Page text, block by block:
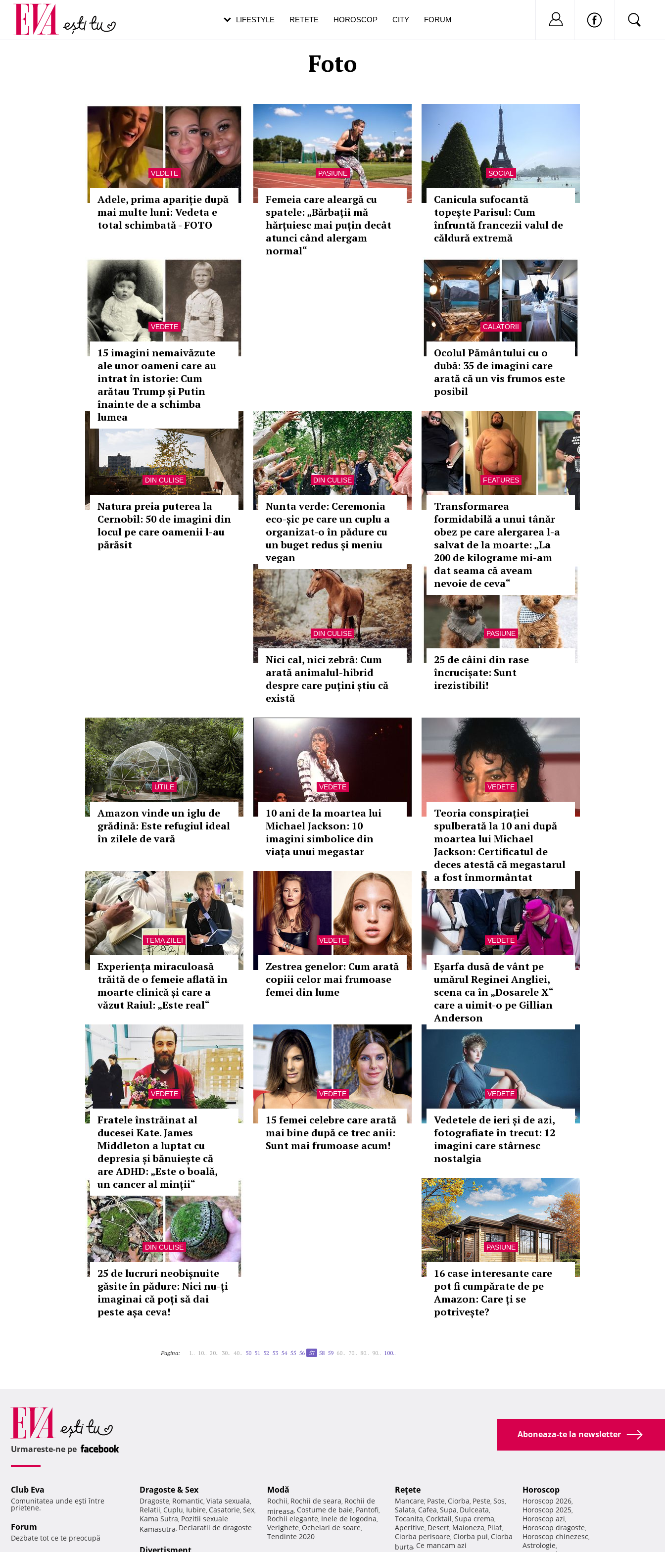
Foto
VEDETE
Adele, prima apariție după
mai multe luni: Vedeta e
total schimbată - FOTO
PASIUNE
Femeia care aleargă cu
spatele: „Bărbații mă
hărțuiesc mai puțin decât
atunci când alergam
normal“
SOCIAL
Canicula sufocantă
topește Parisul: Cum
înfruntă francezii valul de
căldură extremă
VEDETE
15 imagini nemaivăzute
ale unor oameni care au
intrat în istorie: Cum
arătau Trump și Putin
înainte de a schimba
lumea
CALATORII
Ocolul Pământului cu o
dubă: 35 de imagini care
arată că un vis frumos este
posibil
DIN CULISE
Natura preia puterea la
Cernobîl: 50 de imagini din
locul pe care oamenii l-au
părăsit
DIN CULISE
Nunta verde: Ceremonia
eco-șic pe care un cuplu a
organizat-o în pădure cu
un buget redus și meniu
vegan
FEATURES
Transformarea
formidabilă a unui tânăr
obez pe care alergarea l-a
salvat de la moarte: „La
200 de kilograme mi-am
dat seama că aveam
nevoie de ceva“
DIN CULISE
Nici cal, nici zebră: Cum
arată animalul-hibrid
despre care puțini știu că
există
PASIUNE
25 de câini din rase
încrucișate: Sunt
irezistibili!
UTILE
Amazon vinde un iglu de
grădină: Este refugiul ideal
în zilele de vară
VEDETE
10 ani de la moartea lui
Michael Jackson: 10
imagini simbolice din
viața unui megastar
VEDETE
Teoria conspirației
spulberată la 10 ani după
moartea lui Michael
Jackson: Certificatul de
deces atestă că megastarul
a fost înmormântat
TEMA ZILEI
Experiența miraculoasă
trăită de o femeie aflată în
moarte clinică și care a
văzut Raiul: „Este real“
VEDETE
Zestrea genelor: Cum arată
copiii celor mai frumoase
femei din lume
VEDETE
Eșarfa dusă de vânt pe
umărul Reginei Angliei,
scena ca în „Dosarele X“
care a uimit-o pe Gillian
Anderson
VEDETE
Fratele înstrăinat al
ducesei Kate. James
Middleton a luptat cu
depresia și bănuiește că
are ADHD: „Este o boală,
un cancer al minții“
VEDETE
15 femei celebre care arată
mai bine după ce trec anii:
Sunt mai frumoase acum!
VEDETE
Vedetele de ieri și de azi,
fotografiate în trecut: 12
imagini care stârnesc
nostalgia
DIN CULISE
25 de lucruri neobișnuite
găsite în pădure: Nici nu-ți
imaginai că poți să dai
peste așa ceva!
PASIUNE
16 case interesante care
pot fi cumpărate de pe
Amazon: Care ți se
potrivește?
Pagina: 1.. 10.. 20.. 30.. 40.. 50 51 52 53 54 55 56 57 58 59 60.. 70.. 80.. 90.. 100..
LIFESTYLE RETETE HOROSCOP CITY FORUM Nu ai cont?
Carieră
Actualitate
pe măsură ce înaintezi în vârstă
de dureroasă este investigația
Aboneaza-te la newsletter
Urmareste-ne pe
Club Eva
Comunitatea unde eşti între
prietene.
Forum
Dezbate tot ce te preocupă
Dragoste & Sex
Dragoste, Romantic, Viata sexuala,
Relatii, Cuplu, Iubire, Casatorie, Sex,
Kama Sutra, Pozitii sexuale
Kamasutra, Declaratii de dragoste
Modă
Rochii, Rochii de seara, Rochii de
mireasa, Costume de baie, Pantofi,
Rochii elegante, Inele de logodna,
Verighete, Ochelari de soare,
Tendinte 2020
Reţete
Mancare, Paste, Ciorba, Peste, Sos,
Salata, Cafea, Supa, Dulceata,
Tocanita, Cocktail, Supa crema,
Aperitive, Desert, Maioneza, Pilaf,
Ciorba perisoare, Ciorba pui, Ciorba
burta, Ce mancam azi
Horoscop
Horoscop 2026,
Horoscop 2025,
Horoscop azi,
Horoscop dragoste,
Horoscop chinezesc,
Astrologie,